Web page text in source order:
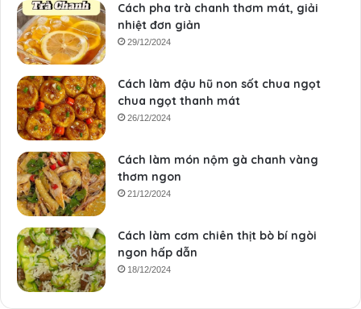
Cách pha trà chanh thơm mát, giải
nhiệt đơn giản
29/12/2024
Cách làm đậu hũ non sốt chua ngọt
chua ngọt thanh mát
26/12/2024
Cách làm món nộm gà chanh vàng
thơm ngon
21/12/2024
Cách làm cơm chiên thịt bò bí ngòi
ngon hấp dẫn
18/12/2024